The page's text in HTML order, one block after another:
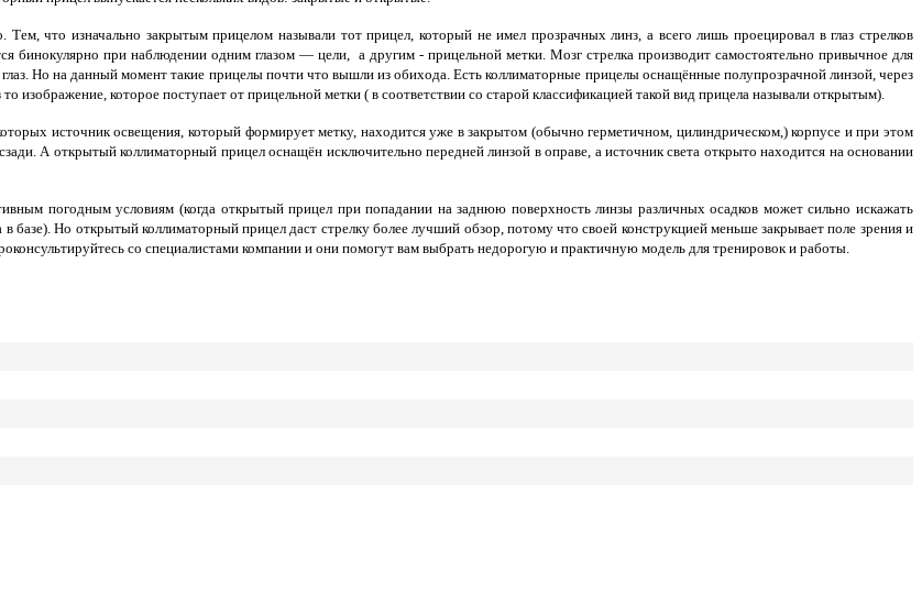
Тем, что изначально закрытым прицелом называли тот прицел, который не имел прозрачных линз, а всего лишь проецировал в глаз стрелков
бинокулярно при наблюдении одним глазом — цели, а другим - прицельной метки. Мозг стрелка производит самостоятельно привычное для
Но на данный момент такие прицелы почти что вышли из обихода. Есть коллиматорные прицелы оснащённые полупрозрачной линзой, через
изображение, которое поступает от прицельной метки ( в соответствии со старой классификацией такой вид прицела называли открытым).
источник освещения, который формирует метку, находится уже в закрытом (обычно герметичном, цилиндрическом,) корпусе и при этом
А открытый коллиматорный прицел оснащён исключительно передней линзой в оправе, а источник света открыто находится на основании
погодным условиям (когда открытый прицел при попадании на заднюю поверхность линзы различных осадков может сильно искажать
базе). Но открытый коллиматорный прицел даст стрелку более лучший обзор, потому что своей конструкцией меньше закрывает поле зрения и
со специалистами компании и они помогут вам выбрать недорогую и практичную модель для тренировок и работы.